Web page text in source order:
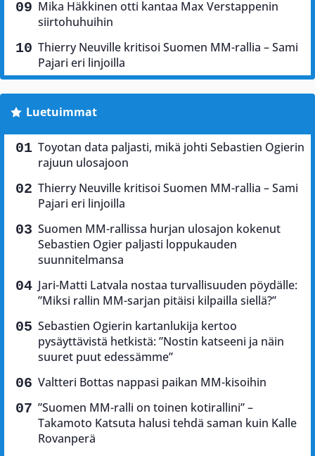
Mika Häkkinen otti kantaa Max Verstappenin
siirtohuhuihin
Thierry Neuville kritisoi Suomen MM-rallia – Sami
Pajari eri linjoilla
Luetuimmat
Toyotan data paljasti, mikä johti Sebastien Ogierin
rajuun ulosajoon
Thierry Neuville kritisoi Suomen MM-rallia – Sami
Pajari eri linjoilla
Suomen MM-rallissa hurjan ulosajon kokenut
Sebastien Ogier paljasti loppukauden
suunnitelmansa
Jari-Matti Latvala nostaa turvallisuuden pöydälle:
”Miksi rallin MM-sarjan pitäisi kilpailla siellä?”
Sebastien Ogierin kartanlukija kertoo
pysäyttävistä hetkistä: ”Nostin katseeni ja näin
suuret puut edessämme”
Valtteri Bottas nappasi paikan MM-kisoihin
”Suomen MM-ralli on toinen kotirallini” –
Takamoto Katsuta halusi tehdä saman kuin Kalle
Rovanperä